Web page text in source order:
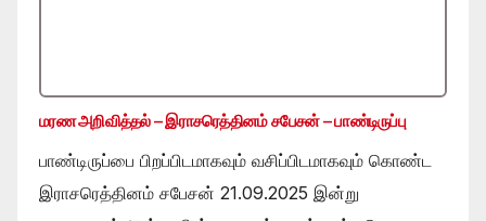
மரண அறிவித்தல் – இராசரெத்தினம் சபேசன் – பாண்டிருப்பு
பாண்டிருப்பை பிறப்பிடமாகவும் வசிப்பிடமாகவும் கொண்ட
இராசரெத்தினம் சபேசன் 21.09.2025 இன்று